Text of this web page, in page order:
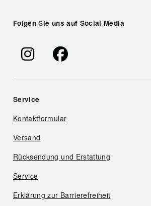
Folgen Sie uns auf Social Media
Service
Kontaktformular
Versand
Rücksendung und Erstattung
Service
Erklärung zur Barrierefreiheit